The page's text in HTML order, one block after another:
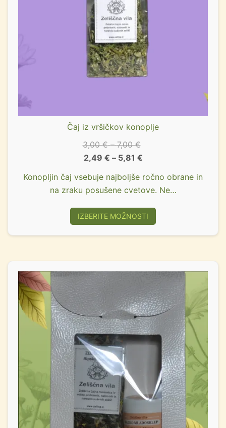
Čaj iz vršičkov konoplje
3,00€ – 7,00€
2,49 € – 5,81 €
Konopljin čaj vsebuje najboljše ročno obrane in
na zraku posušene cvetove. Ne…
IZBERITE MOŽNOSTI